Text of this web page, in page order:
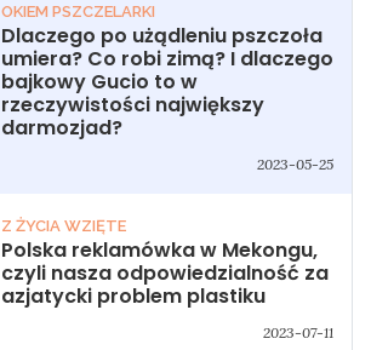
OKIEM PSZCZELARKI
Dlaczego po użądleniu pszczoła
umiera? Co robi zimą? I dlaczego
bajkowy Gucio to w
rzeczywistości największy
darmozjad?
2023-05-25
Z ŻYCIA WZIĘTE
Polska reklamówka w Mekongu,
czyli nasza odpowiedzialność za
azjatycki problem plastiku
2023-07-11